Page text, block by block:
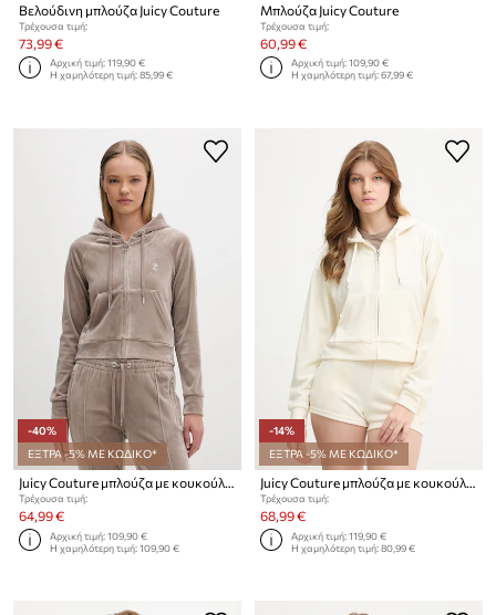
Βελούδινη μπλούζα Juicy Couture
Τρέχουσα τιμή:
73,99 €
Αρχική τιμή:119,90 €
Η χαμηλότερη τιμή:85,99 €
Μπλούζα Juicy Couture
Τρέχουσα τιμή:
60,99 €
Αρχική τιμή:109,90 €
Η χαμηλότερη τιμή:67,99 €
-40%
ΕΞΤΡΑ -5% ΜΕ ΚΩΔΙΚΟ*
Juicy Couture μπλούζα με κουκούλα γυναικεία βελούρ MADISON COL OUT
Τρέχουσα τιμή:
64,99 €
Αρχική τιμή:109,90 €
Η χαμηλότερη τιμή:109,90 €
-14%
ΕΞΤΡΑ -5% ΜΕ ΚΩΔΙΚΟ*
Juicy Couture μπλούζα με κουκούλα γυναικεία βελούρ ICCLE HOODIE
Τρέχουσα τιμή:
68,99 €
Αρχική τιμή:119,90 €
Η χαμηλότερη τιμή:80,99 €